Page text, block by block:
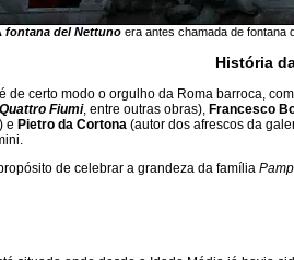
fontana del Nettunoera antes chamada de fontana
História
de certo modo o orgulho da Roma barroca,
Fiumi, entre outras obras), Francesco
e Pietro da Cortona (autor dos afrescos da
de celebrar a grandeza da família